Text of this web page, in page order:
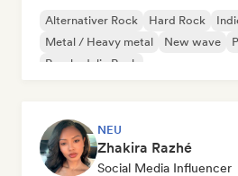
Alternativer Rock Hard Rock
Metal / Heavy metal
New wave
Psychedelic Rock
NEU
Zhakira Razhé
Social Media Influencer